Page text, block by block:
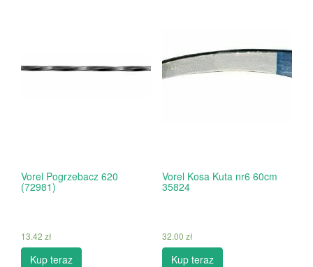
Vorel Pogrzebacz 620
(72981)
13.42 zł
Kup teraz
Vorel Kosa Kuta nr6 60cm
35824
32.00 zł
Kup teraz